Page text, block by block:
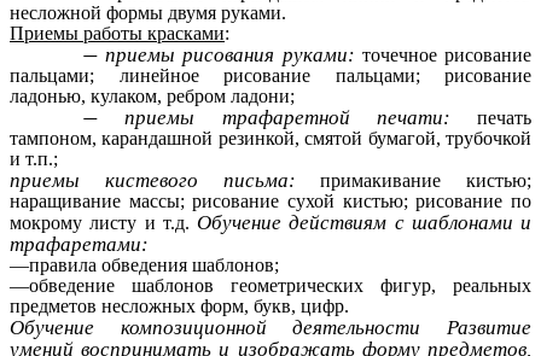
несложной формы двумя руками.
Приемы работы красками:
приемы рисования руками: точечное рисование
пальцами; линейное рисование пальцами; рисование
ладонью, кулаком, ребром ладони;
приемы трафаретной печати: печать
тампоном, карандашной резинкой, смятой бумагой, трубочкой
и т.п.;
приемы кистевого письма:примакивание кистью;
наращивание массы; рисование сухой кистью; рисование по
мокрому листу и т.д. Обучение действиям с шаблонами и
трафаретами:
—правила обведения шаблонов;
—обведение шаблонов геометрических фигур, реальных
предметов несложных форм, букв, цифр.
Обучение композиционной деятельности Развитие
умений воспринимать и изображать форму предметов,